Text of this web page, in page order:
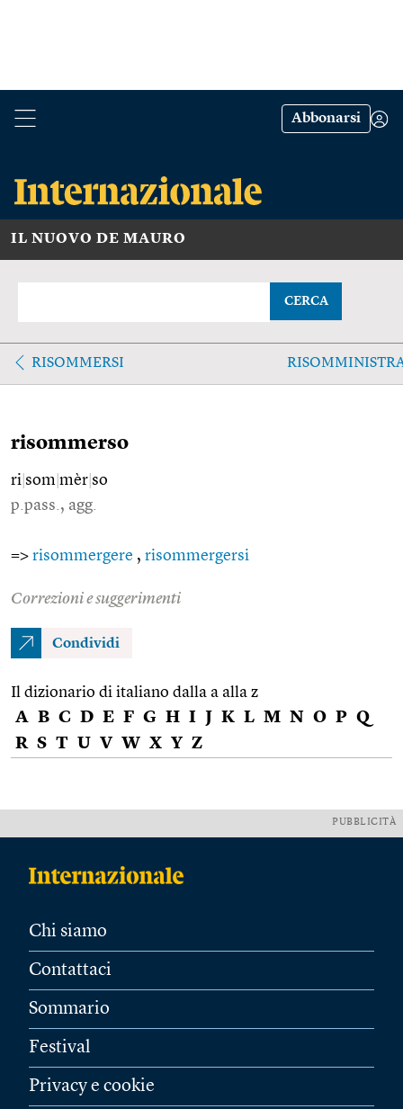
Abbonarsi
IL NUOVO DE MAURO
CERCA
RISOMMERSI
risommerso
ri som mèr so
p.pass., agg.
=> risommergere , risommergersi
Correzioni e suggerimenti
Condividi
Il dizionario di italiano dalla a alla z
A B C D E F G H I J K L M N O P Q
R S T U V W X Y Z
PUBBLICITÀ
Chi siamo
Contattaci
Sommario
Festival
Privacy e cookie